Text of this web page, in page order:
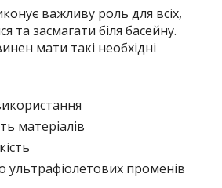
важливу роль для всіх,
та засмагати біля басейну.
мати такі необхідні
матеріалів
ультрафіолетових променів